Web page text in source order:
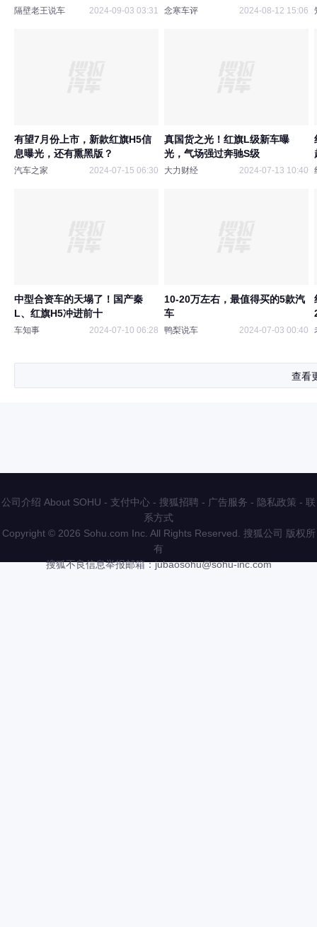
豪华大品牌
隔壁老王说车 2024-09-03 03:31
择
念寒车评 2024-08-12 15:06
有望7月份上市，新款红旗H5信
息曝光，还有熏黑版？
汽车之家 2024-07-15 06:30
真国货之光！红旗L级新车曝
光，气场强过奔驰S级
大力财经 2024-07-13 10:40
中型合资车的天塌了！国产秦
L、红旗H5冲进前十
车知事 2024-07-10 06:28
10-20万左右，最值得买的5款汽
车
鸭梨说车 2024-07-03 00:40
查看
公司介绍 About SOHU - 支付中心 - 搜狐招聘 - 广告服务 - 隐私政策 - 联
系方式
Copyright © 2026 Sohu.com Inc. All Rights Reserved. 搜狐公司 版权所
有
搜狐不良信息举报邮箱：jubaosohu@sohu-inc.com